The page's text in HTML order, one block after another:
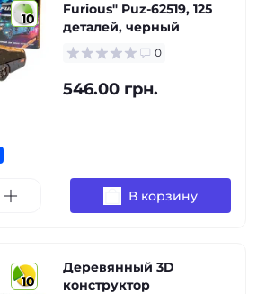
10
Furious" Puz-62519, 125
деталей, черный
0
546.00 грн.
В корзину
10
Деревянный 3D
конструктор